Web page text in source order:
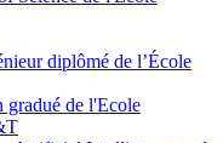
diplômé de l’École
de l'Ecole